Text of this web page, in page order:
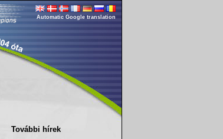
Automatic Google translation
További hírek